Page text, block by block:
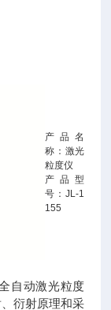
产品名
称：激光
粒度仪
产品型
号：JL-1
155
自动激光粒度
衍射原理和采